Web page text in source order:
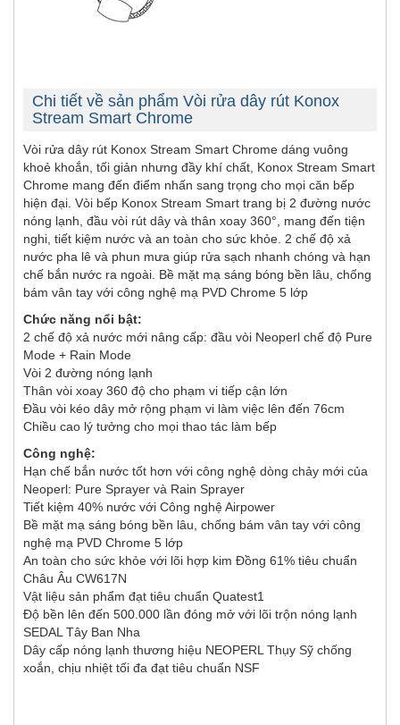
Chi tiết về sản phẩm Vòi rửa dây rút Konox
Stream Smart Chrome
Vòi rửa dây rút Konox Stream Smart Chrome dáng vuông
khoẻ khoắn, tối giản nhưng đầy khí chất, Konox Stream Smart
Chrome mang đến điểm nhấn sang trọng cho mọi căn bếp
hiện đại. Vòi bếp Konox Stream Smart trang bị 2 đường nước
nóng lạnh, đầu vòi rút dây và thân xoay 360°, mang đến tiện
nghi, tiết kiệm nước và an toàn cho sức khỏe. 2 chế độ xả
nước pha lê và phun mưa giúp rửa sạch nhanh chóng và hạn
chế bắn nước ra ngoài. Bề mặt mạ sáng bóng bền lâu, chống
bám vân tay với công nghệ mạ PVD Chrome 5 lớp
Chức năng nổi bật:
2 chế độ xả nước mới nâng cấp: đầu vòi Neoperl chế độ Pure
Mode + Rain Mode
Vòi 2 đường nóng lạnh
Thân vòi xoay 360 độ cho phạm vi tiếp cận lớn
Đầu vòi kéo dây mở rộng phạm vi làm việc lên đến 76cm
Chiều cao lý tưởng cho mọi thao tác làm bếp
Công nghệ:
Hạn chế bắn nước tốt hơn với công nghệ dòng chảy mới của
Neoperl: Pure Sprayer và Rain Sprayer
Tiết kiệm 40% nước với Công nghệ Airpower
Bề mặt mạ sáng bóng bền lâu, chống bám vân tay với công
nghệ mạ PVD Chrome 5 lớp
An toàn cho sức khỏe với lõi hợp kim Đồng 61% tiêu chuẩn
Châu Âu CW617N
Vật liệu sản phẩm đạt tiêu chuẩn Quatest1
Độ bền lên đến 500.000 lần đóng mở với lõi trộn nóng lạnh
SEDAL Tây Ban Nha
Dây cấp nóng lạnh thương hiệu NEOPERL Thụy Sỹ chống
xoắn, chịu nhiệt tối đa đạt tiêu chuẩn NSF